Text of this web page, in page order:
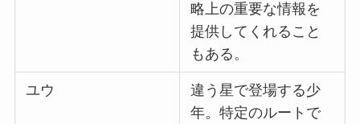
略上の重要な情報を
提供してくれること
もある。
ユウ
違う星で登場する少
年。特定のルートで